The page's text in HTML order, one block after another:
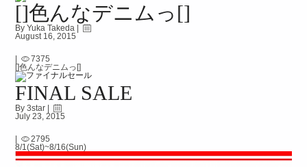
[]色んなデニムっ[]
By Yuka Takeda |
August 16, 2015
|
7375
[]色んなデニムっ[]
FINAL SALE
By 3star |
July 23, 2015
|
2795
8/1(Sat)~8/16(Sun)